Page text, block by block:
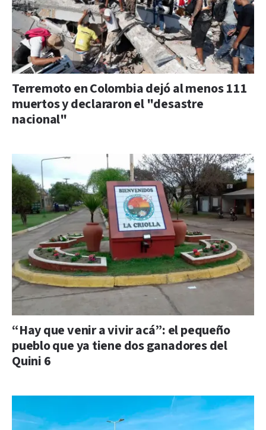
Terremoto en Colombia dejó al menos 111
muertos y declararon el "desastre
nacional"
“Hay que venir a vivir acá”: el pequeño
pueblo que ya tiene dos ganadores del
Quini 6